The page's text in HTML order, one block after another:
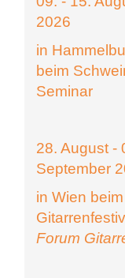
2026
in
beim
Seminar
28. August -
September
in Wien
Forum